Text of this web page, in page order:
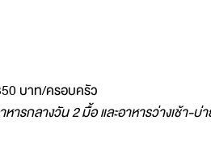
บาท/ครอบครัว
ารกลางวัน 2 มื้อ และอาหารว่างเช้า-